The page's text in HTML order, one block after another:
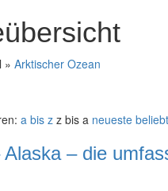
» Arktischer Ozean
a bis z z bis a neueste
Alaska – die